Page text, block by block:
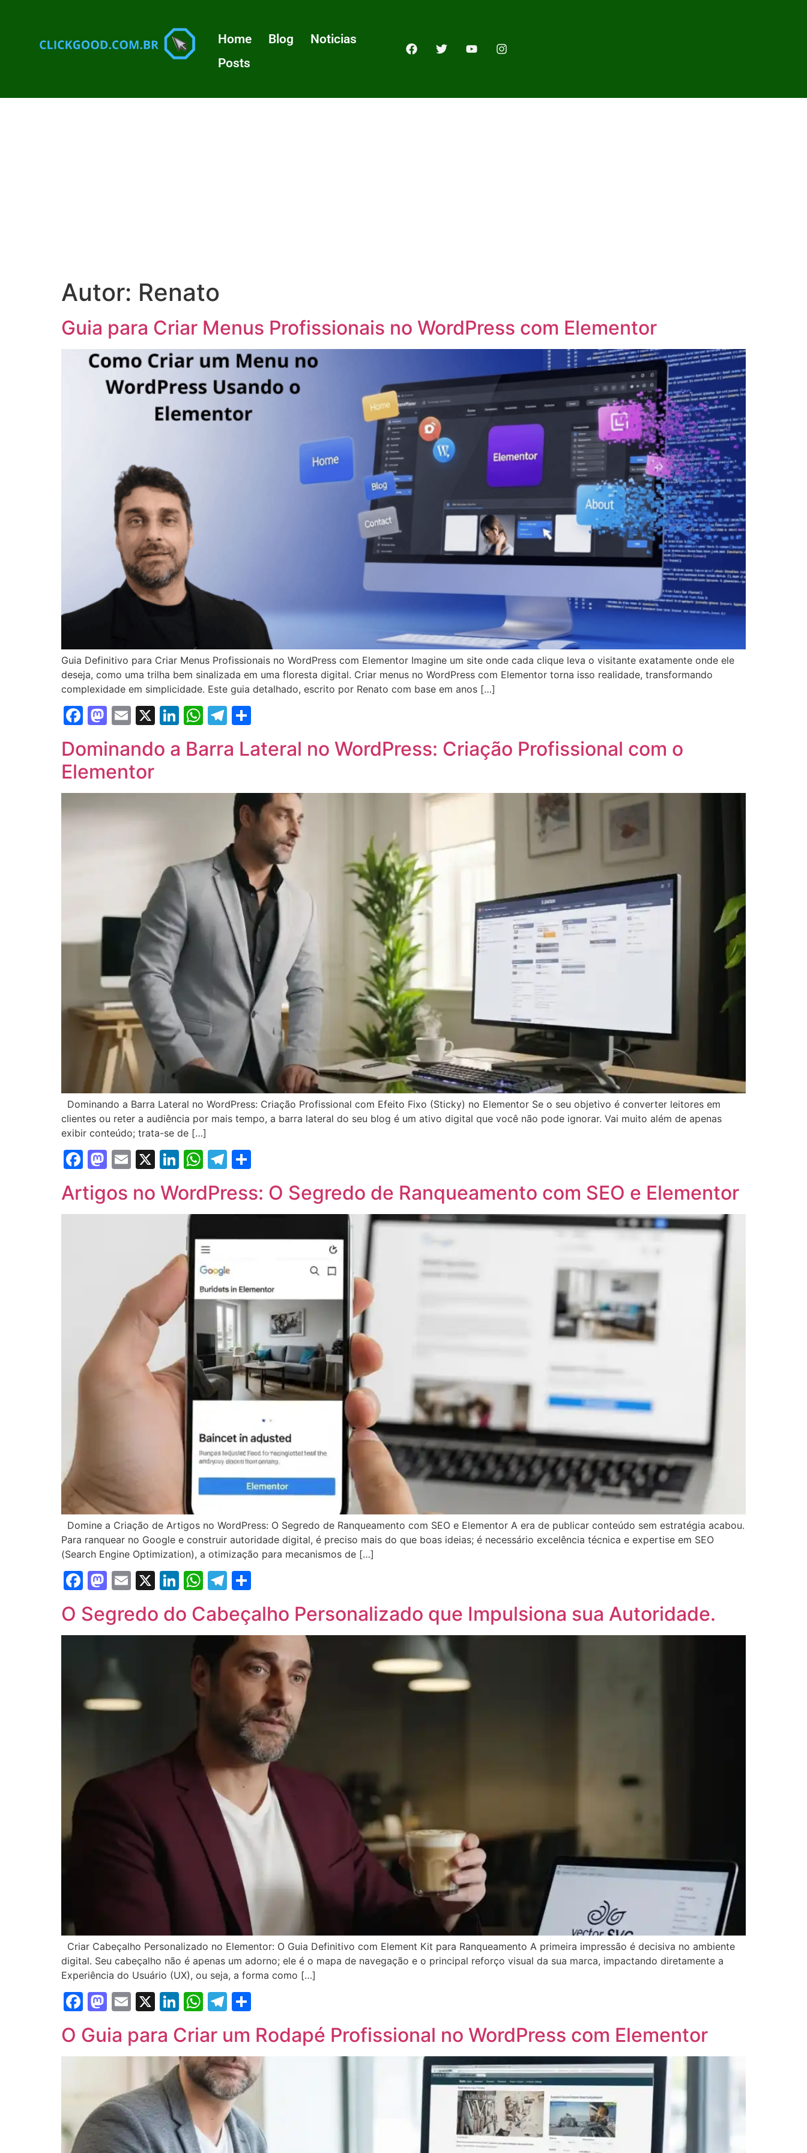
Home Blog
Noticias
Posts
Autor: Renato
Guia para Criar Menus Profissionais no WordPress com Elementor
Guia Definitivo para Criar Menus Profissionais no WordPress com Elementor Imagine um site onde cada clique leva o visitante exatamente onde ele
deseja, como uma trilha bem sinalizada em uma floresta digital. Criar menus no WordPress com Elementor torna isso realidade, transformando
complexidade em simplicidade. Este guia detalhado, escrito por Renato com base em anos […]
Facebook
Mastodon
Email
X LinkedIn
WhatsApp
Telegram
Dominando a Barra Lateral no WordPress: Criação Profissional com o
Elementor
Dominando a Barra Lateral no WordPress: Criação Profissional com Efeito Fixo (Sticky) no Elementor Se o seu objetivo é converter leitores em
clientes ou reter a audiência por mais tempo, a barra lateral do seu blog é um ativo digital que você não pode ignorar. Vai muito além de apenas
exibir conteúdo; trata-se de […]
Facebook
Mastodon
Email
X LinkedIn
WhatsApp
Telegram
Artigos no WordPress: O Segredo de Ranqueamento com SEO e Elementor
Domine a Criação de Artigos no WordPress: O Segredo de Ranqueamento com SEO e Elementor A era de publicar conteúdo sem estratégia acabou.
Para ranquear no Google e construir autoridade digital, é preciso mais do que boas ideias; é necessário excelência técnica e expertise em SEO
(Search Engine Optimization), a otimização para mecanismos de […]
Facebook
Mastodon
Email
X LinkedIn
WhatsApp
Telegram
O Segredo do Cabeçalho Personalizado que Impulsiona sua Autoridade.
Criar Cabeçalho Personalizado no Elementor: O Guia Definitivo com Element Kit para Ranqueamento A primeira impressão é decisiva no ambiente
digital. Seu cabeçalho não é apenas um adorno; ele é o mapa de navegação e o principal reforço visual da sua marca, impactando diretamente a
Experiência do Usuário (UX), ou seja, a forma como […]
Facebook
Mastodon
Email
X LinkedIn
WhatsApp
Telegram
O Guia para Criar um Rodapé Profissional no WordPress com Elementor